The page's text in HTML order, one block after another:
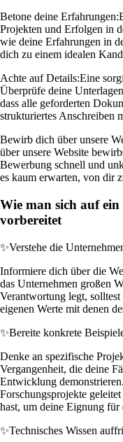
Betone deine Erfahrungen:
Projekten und Erfolgen in
wie deine Erfahrungen in
dich zu einem idealen
Achte auf Details:Eine
Überprüfe deine
dass alle geforderten
strukturiertes Anschreiben
Bewirb dich über unsere
über unsere Website
Bewerbung schnell und
es kaum erwarten, von dir
Wie man sich auf
vorbereitet
✨Verstehe die
Informiere dich über die
das Unternehmen großen
Verantwortung legt,
eigenen Werte mit denen
✨Bereite konkrete
Denke an spezifische
Vergangenheit, die deine
Entwicklung
Forschungsprojekte
hast, um deine Eignung für
✨Technisches Wissen